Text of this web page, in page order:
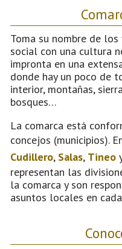
Toma su nombre de
social con una cultura
impronta en una
donde hay un poco de
interior, montañas,
bosques…
La comarca está
concejos (municipios).
Cudillero, Salas, Tineo
representan las
la comarca y son
asuntos locales en